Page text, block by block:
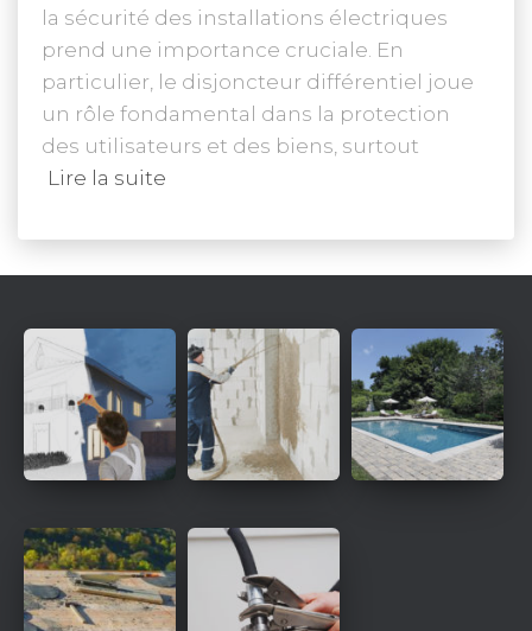
la sécurité des installations électriques
prend une importance cruciale. En
particulier, le disjoncteur différentiel joue
un rôle fondamental dans la protection
des utilisateurs et des biens, surtout
Lire la suite